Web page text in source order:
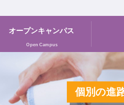
オープンキャンパス
Open Campus
円免除！
個別の進